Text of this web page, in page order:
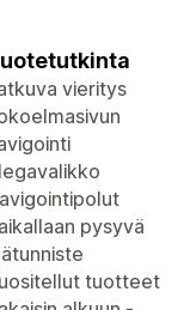
vieritys
pysyvä
tuotteet